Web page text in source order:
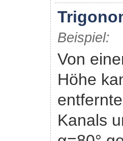
Beispiel:
Von
Höhe
Kanals